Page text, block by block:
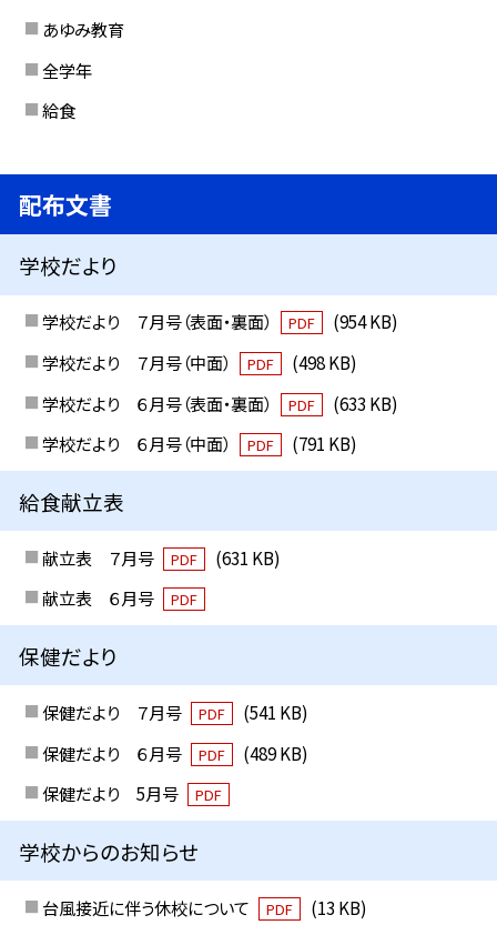
あゆみ教育
全学年
給食
配布文書
学校だより
学校だより ７月号（表面・裏面） PDF
(954 KB)
学校だより ７月号（中面）
PDF
(498 KB)
学校だより ６月号（表面・裏面）
PDF
(633 KB)
学校だより ６月号（中面）
PDF (791 KB)
給食献立表
献立表 ７月号 PDF
(631 KB)
献立表 ６月号
PDF
保健だより
保健だより ７月号 PDF
(541 KB)
保健だより ６月号
PDF
(489 KB)
保健だより 5月号
PDF
学校からのお知らせ
台風接近に伴う休校について PDF (13 KB)